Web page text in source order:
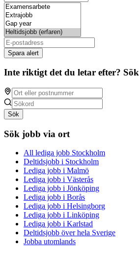
Spara alert
Inte riktigt det du letar efter?
Sök
Sök jobb via ort
All lediga jobb Stockholm
Deltidsjobb i Stockholm
Lediga jobb i Malmö
Lediga jobb i Västerås
Lediga jobb i Jönköping
Lediga jobb i Borås
Lediga jobb i Helsingborg
Lediga jobb i Linköping
Lediga jobb i Karlstad
Deltidsjobb över hela Sverige
Jobba utomlands